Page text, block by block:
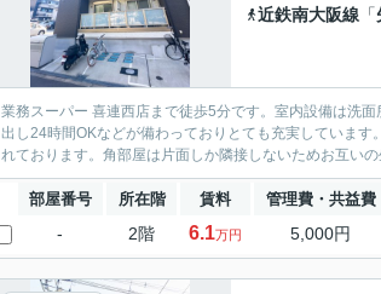
近鉄南大阪線 「
業務スーパー 喜連西店まで徒歩5分です。室内設備は洗
出し24時間OKなどが備わっておりとても充実していま
れております。角部屋は片面しか隣接しないためお互い
部屋番号 所在階 賃料 管理費・共益費
- 2階 6.1万円 5,000円